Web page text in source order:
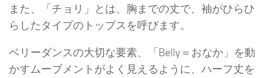
また、「チョリ」とは、胸までの丈で、袖がひらひ
らしたタイプのトップスを呼びます。
ベリーダンスの大切な要素、「Belly＝おなか」を動
かすムーブメントがよく見えるように、ハーフ丈を